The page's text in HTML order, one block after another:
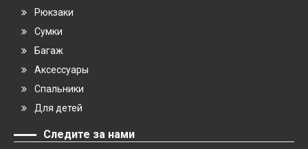
Рюкзаки
Сумки
Багаж
Аксессуары
Спальники
Для детей
Следите за нами